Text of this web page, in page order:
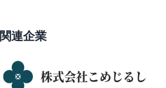
関連企業